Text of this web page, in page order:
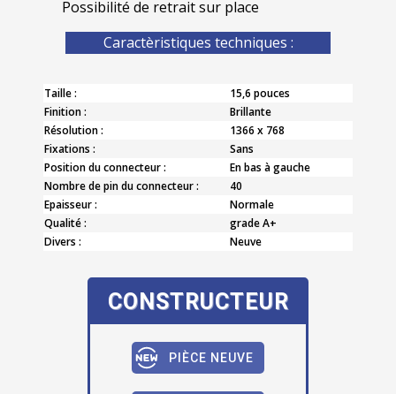
Possibilité de retrait sur place
Caractèristiques techniques :
Taille :
15,6 pouces
Finition :
Brillante
Résolution :
1366 x 768
Fixations :
Sans
Position du connecteur :
En bas à gauche
Nombre de pin du connecteur :
40
Epaisseur :
Normale
Qualité :
grade A+
Divers :
Neuve
CONSTRUCTEUR
PIÈCE NEUVE